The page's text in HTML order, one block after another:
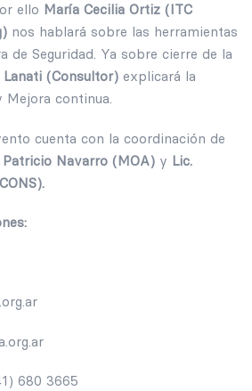
ello María Cecilia Ortiz (ITC
nos hablará sobre las herramientas
de Seguridad. Ya sobre cierre de la
Lanati (Consultor) explicará la
Mejora continua.
cuenta con la coordinación de
Patricio Navarro (MOA) y Lic.
680 3665